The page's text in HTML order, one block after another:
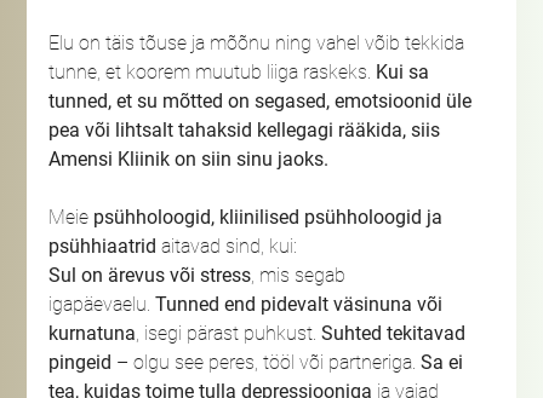
Elu on täis tõuse ja mõõnu ning vahel võib tekkida
tunne, et koorem muutub liiga raskeks. Kui sa
tunned, et su mõtted on segased, emotsioonid üle
pea või lihtsalt tahaksid kellegagi rääkida, siis
Amensi Kliinik on siin sinu jaoks.
Meie psühholoogid, kliinilised psühholoogid ja
psühhiaatrid aitavad sind, kui:
Sul on ärevus või stress , mis segab
igapäevaelu. Tunned end pidevalt väsinuna või
kurnatuna , isegi pärast puhkust. Suhted tekitavad
pingeid – olgu see peres, tööl või partneriga. Sa ei
tea, kuidas toime tulla depressiooniga ja vajad